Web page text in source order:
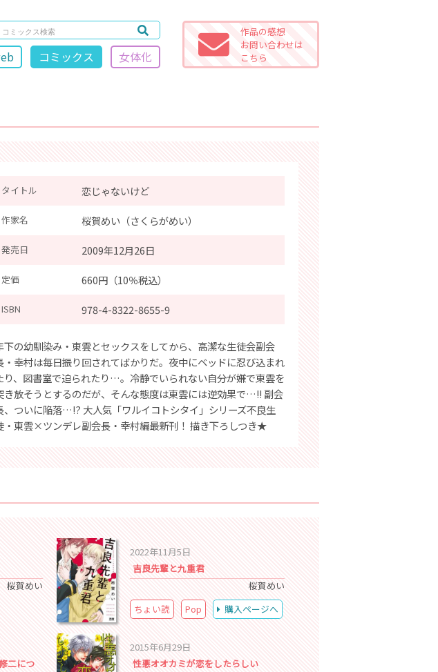
コミックス 女体化
作品の感想
お問い合わせは
こちら
タイトル 恋じゃないけど
作家名 桜賀めい（さくらがめい）
発売日 2009年12月26日
定価 660円（10％税込）
ISBN 978-4-8322-8655-9
下の幼馴染み・東雲とセックスをしてから、高潔な生徒会副会
・幸村は毎日振り回されてばかりだ。夜中にベッドに忍び込まれ
り、図書室で迫られたり…。冷静でいられない自分が嫌で東雲を
き放そうとするのだが、そんな態度は東雲には逆効果で…!! 副会
、ついに陥落…!? 大人気「ワルイコトシタイ」シリーズ不良生
・東雲×ツンデレ副会長・幸村編最新刊！ 描き下ろしつき★
桜賀めい
2022年11月5日
吉良先輩と九重君
桜賀めい
ちょい読
Pop 購入ページへ
二につ
2015年6月29日
性悪オオカミが恋をしたらしい